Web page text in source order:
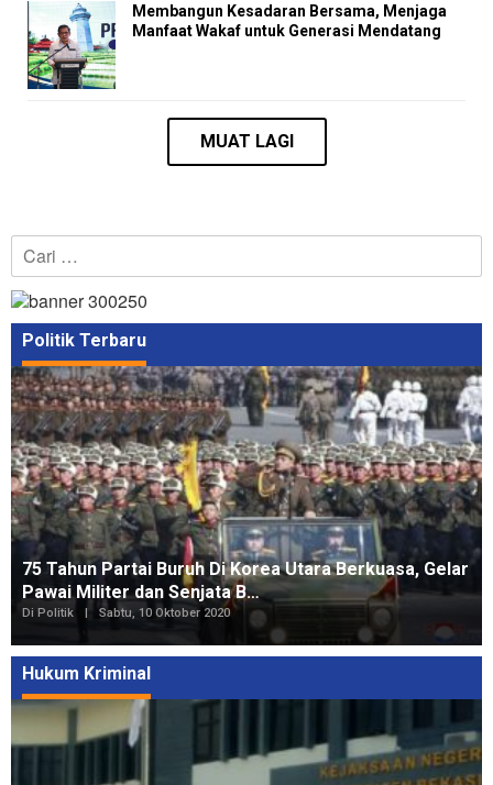
Membangun Kesadaran Bersama, Menjaga
Manfaat Wakaf untuk Generasi Mendatang
Cari
untuk:
Politik Terbaru
75 Tahun Partai Buruh Di Korea Utara Berkuasa, Gelar
Pawai Militer dan Senjata B…
Di Politik | Sabtu, 10 Oktober 2020
Hukum Kriminal